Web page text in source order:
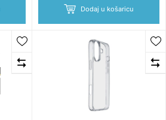
Dodaj u košaricu